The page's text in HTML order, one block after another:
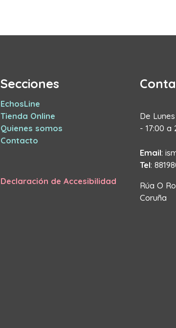
Secciones
EchosLine
Tienda Online
Quienes somos
Contacto
Declaración de Accesibilidad
De
- 17:00 a
Email:
Tel:
Rúa O
Coruña